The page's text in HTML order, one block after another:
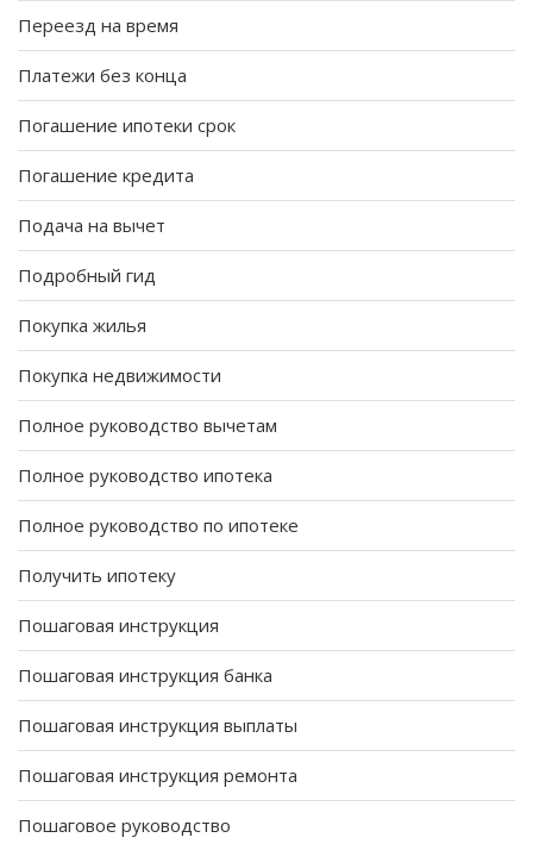
Переезд на время
Платежи без конца
Погашение ипотеки срок
Погашение кредита
Подача на вычет
Подробный гид
Покупка жилья
Покупка недвижимости
Полное руководство вычетам
Полное руководство ипотека
Полное руководство по ипотеке
Получить ипотеку
Пошаговая инструкция
Пошаговая инструкция банка
Пошаговая инструкция выплаты
Пошаговая инструкция ремонта
Пошаговое руководство